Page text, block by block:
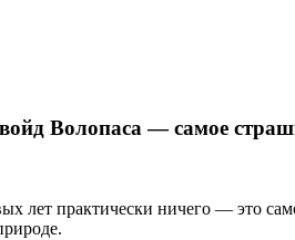
Волопаса — самое
лет практически ничего — это